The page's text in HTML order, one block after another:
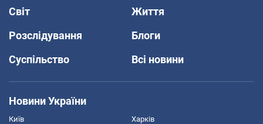
Світ
Життя
Розслідування
Блоги
Суспільство
Всі новини
Новини України
Київ Харків